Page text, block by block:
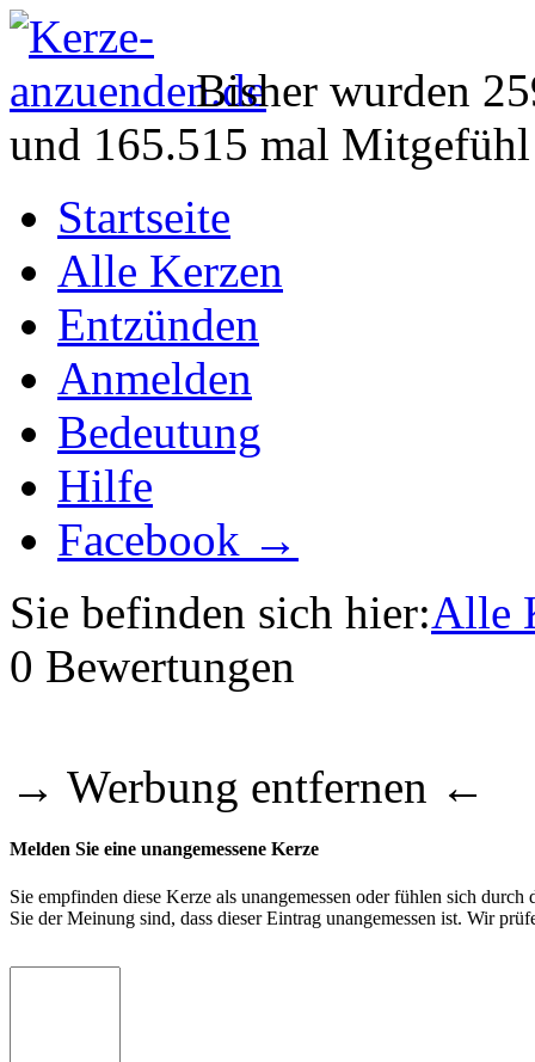
Bisher wurden
und 165.515 mal
Startseite
Alle Kerzen
Entzünden
Anmelden
Bedeutung
Hilfe
Facebook →
Sie befinden sich hier:Alle
0 Bewertungen
→ Werbung entfernen ←
Melden Sie eine unangemessene Kerze
Sie empfinden diese Kerze als unangemessen oder fühlen sich
Sie der Meinung sind, dass dieser Eintrag unangemessen ist. Wir